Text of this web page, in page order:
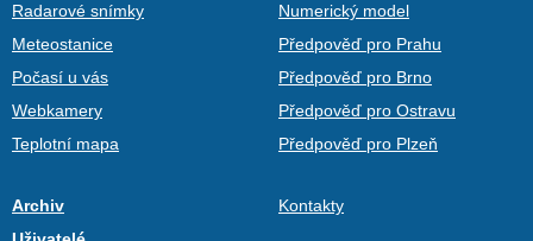
Radarové snímky
Meteostanice
Počasí u vás
Webkamery
Teplotní mapa
Numerický model
Předpověď pro Prahu
Předpověď pro Brno
Předpověď pro Ostravu
Předpověď pro Plzeň
Archiv
Kontakty